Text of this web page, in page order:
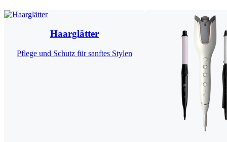
Haarglätter
Pflege und Schutz für sanftes Stylen